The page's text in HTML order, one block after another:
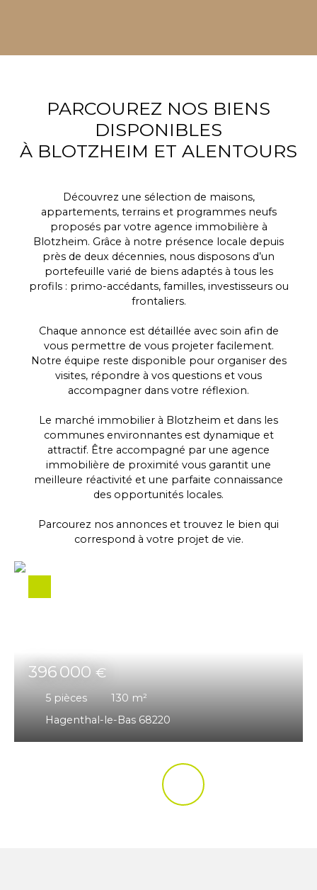
PARCOUREZ NOS BIENS
DISPONIBLES
À BLOTZHEIM ET ALENTOURS
Découvrez une sélection de maisons,
appartements, terrains et programmes neufs
proposés par votre agence immobilière à
Blotzheim. Grâce à notre présence locale depuis
près de deux décennies, nous disposons d’un
portefeuille varié de biens adaptés à tous les
profils : primo-accédants, familles, investisseurs ou
frontaliers.
Chaque annonce est détaillée avec soin afin de
vous permettre de vous projeter facilement.
Notre équipe reste disponible pour organiser des
visites, répondre à vos questions et vous
accompagner dans votre réflexion.
Le marché immobilier à Blotzheim et dans les
communes environnantes est dynamique et
attractif. Être accompagné par une agence
immobilière de proximité vous garantit une
meilleure réactivité et une parfaite connaissance
des opportunités locales.
Parcourez nos annonces et trouvez le bien qui
correspond à votre projet de vie.
396 000€
5 pièces 130 m²
Hagenthal-le-Bas 68220